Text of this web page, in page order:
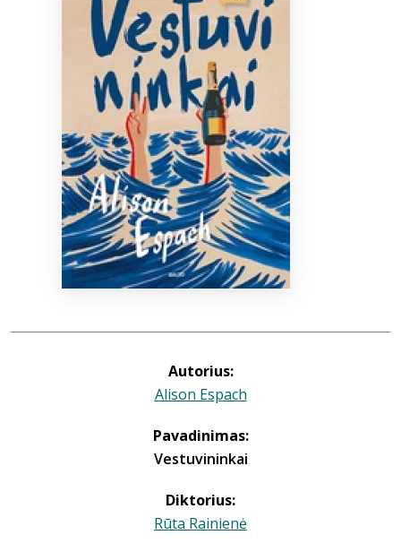
Bibliotekoms
+370 667 80 541
info@elvislab.lt
Autorius:
Alison Espach
Pavadinimas:
Vestuvininkai
Diktorius:
Rūta Rainienė